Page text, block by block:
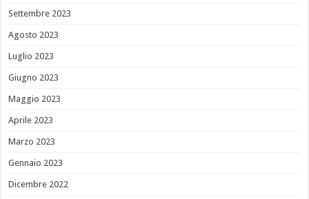
Settembre 2023
Agosto 2023
Luglio 2023
Giugno 2023
Maggio 2023
Aprile 2023
Marzo 2023
Gennaio 2023
Dicembre 2022